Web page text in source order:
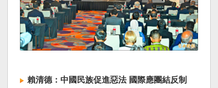
賴清德：中國民族促進惡法 國際應團結反制